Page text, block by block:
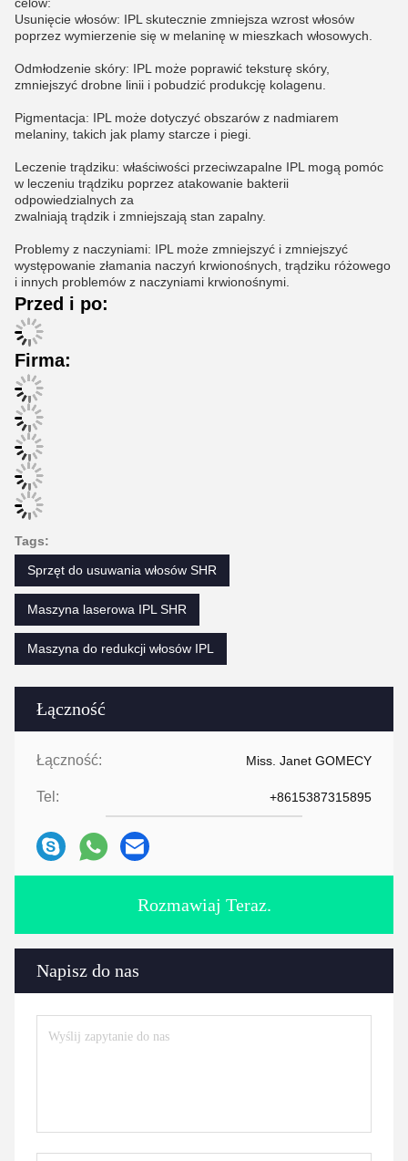
Łączność
Łączność: Miss. Janet GOMECY
Tel: +8615387315895
Rozmawiaj Teraz.
Napisz do nas
Usunięcie włosów: IPL skutecznie zmniejsza wzrost włosów
poprzez wymierzenie się w melaninę w mieszkach włosowych.
Odmłodzenie skóry: IPL może poprawić teksturę skóry,
zmniejszyć drobne linii i pobudzić produkcję kolagenu.
Pigmentacja: IPL może dotyczyć obszarów z nadmiarem
melaniny, takich jak plamy starcze i piegi.
Leczenie trądziku: właściwości przeciwzapalne IPL mogą pomóc
w leczeniu trądziku poprzez atakowanie bakterii
odpowiedzialnych za
zwalniają trądzik i zmniejszają stan zapalny.
Problemy z naczyniami: IPL może zmniejszyć i zmniejszyć
występowanie złamania naczyń krwionośnych, trądziku różowego
i innych problemów z naczyniami krwionośnymi.
Przed i po:
Firma:
Tags:
Sprzęt do usuwania włosów SHR
Maszyna laserowa IPL SHR
Maszyna do redukcji włosów IPL